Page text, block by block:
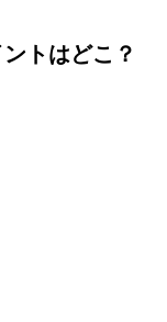
トはどこ？